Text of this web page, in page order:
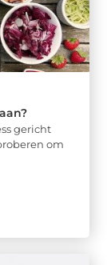
gericht
om